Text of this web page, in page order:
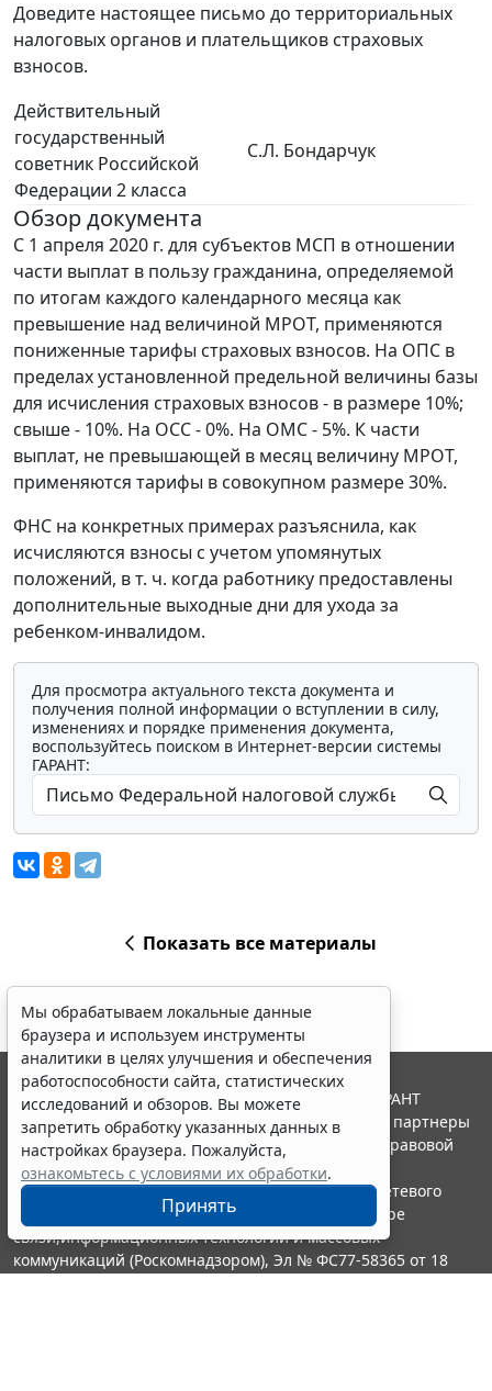
Доведите настоящее письмо до территориальных
налоговых органов и плательщиков страховых
взносов.
Действительный
государственный
советник Российской
Федерации 2 класса
С.Л. Бондарчук
Обзор документа
С 1 апреля 2020 г. для субъектов МСП в отношении
части выплат в пользу гражданина, определяемой
по итогам каждого календарного месяца как
превышение над величиной МРОТ, применяются
пониженные тарифы страховых взносов. На ОПС в
пределах установленной предельной величины базы
для исчисления страховых взносов - в размере 10%;
свыше - 10%. На ОСС - 0%. На ОМС - 5%. К части
выплат, не превышающей в месяц величину МРОТ,
применяются тарифы в совокупном размере 30%.
ФНС на конкретных примерах разъяснила, как
исчисляются взносы с учетом упомянутых
положений, в т. ч. когда работнику предоставлены
дополнительные выходные дни для ухода за
ребенком-инвалидом.
Для просмотра актуального текста документа и
получения полной информации о вступлении в силу,
изменениях и порядке применения документа,
воспользуйтесь поиском в Интернет-версии системы
ГАРАНТ:
Показать все материалы
Мы обрабатываем локальные данные
браузера и используем инструменты
аналитики в целях улучшения и обеспечения
работоспособности сайта, статистических
исследований и обзоров. Вы можете
запретить обработку указанных данных в
настройках браузера. Пожалуйста,
ознакомьтесь с условиями их обработки.
Принять
© ООО "НПП "ГАРАНТ-СЕРВИС", 2026. Система ГАРАНТ
выпускается с 1990 года. Компания "Гарант" и ее партнеры
являются участниками Российской ассоциации правовой
информации ГАРАНТ.
Портал ГАРАНТ.РУ зарегистрирован в качестве сетевого
издания Федеральной службой по надзору в сфере
связи,информационных технологий и массовых
коммуникаций (Роскомнадзором), Эл № ФС77-58365 от 18